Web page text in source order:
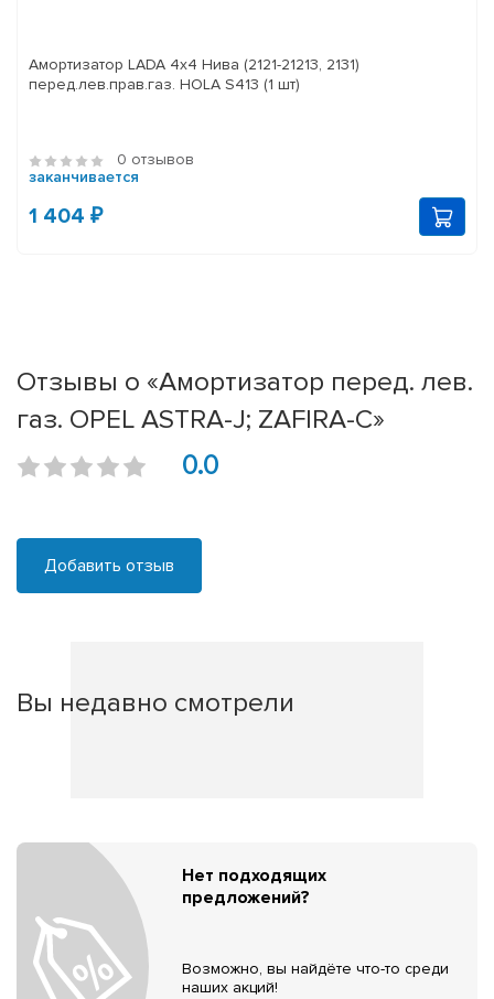
Амортизатор LADA 4x4 Нива (2121-21213, 2131)
перед.лев.прав.газ. HOLA S413 (1 шт)
0 отзывов
заканчивается
1 404 ₽
Отзывы о «Амортизатор перед. лев.
газ. OPEL ASTRA-J; ZAFIRA-C»
0.0
Добавить отзыв
Вы недавно смотрели
Нет подходящих
предложений?
Возможно, вы найдёте что-то среди
наших акций!